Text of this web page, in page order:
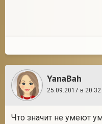
YanaBah
25.09.2017 в 20:32
Что значит не умеют